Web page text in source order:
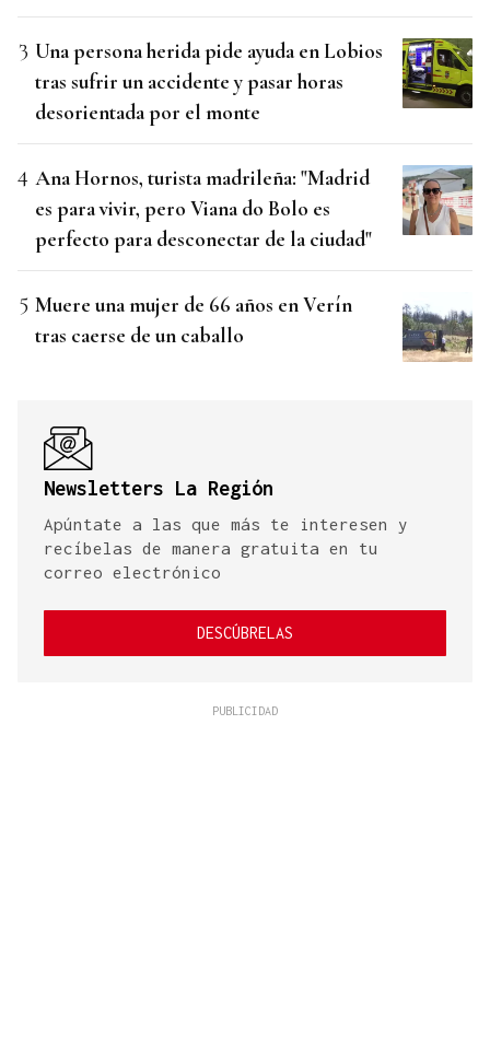
Una persona herida pide ayuda en Lobios
tras sufrir un accidente y pasar horas
desorientada por el monte
Ana Hornos, turista madrileña: "Madrid
es para vivir, pero Viana do Bolo es
perfecto para desconectar de la ciudad"
Muere una mujer de 66 años en Verín
tras caerse de un caballo
Newsletters La Región
Apúntate a las que más te interesen y
recíbelas de manera gratuita en tu
correo electrónico
DESCÚBRELAS